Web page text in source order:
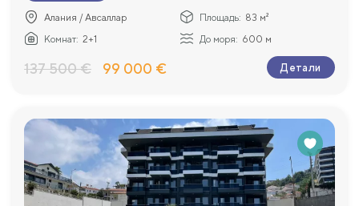
Алания / Авсаллар Площадь: 83 м²
Комнат: 2+1 До моря: 600 м
137 500 € 99 000 € Детали